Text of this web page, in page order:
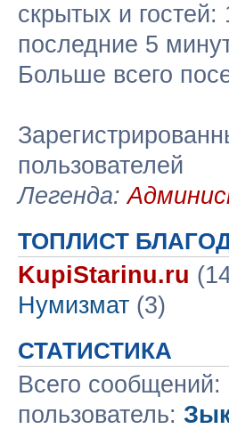
скрытых и гостей:
последние 5
Больше всего
пользователей
Легенда:
ТОПЛИСТ
KupiStarinu.ru
Нумизмат (3)
СТАТИСТИКА
Всего сообщений:
пользователь: